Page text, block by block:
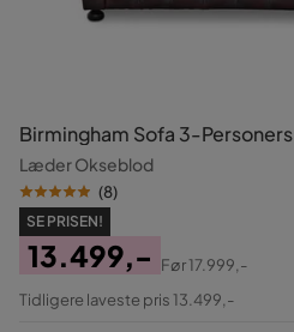
Birmingham Sofa 3-Personers
Læder Okseblod
(8)
SE PRISEN!
Pris
13.499,-
Original
Før17.999,-
Tidligere laveste pris 13.499,-